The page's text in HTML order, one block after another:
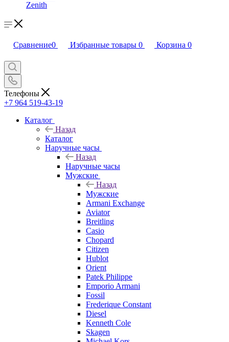
Zenith
Сравнение0 Избранные товары 0 Корзина 0
Телефоны
+7 964 519-43-19
Каталог
Назад
Каталог
Наручные часы
Назад
Наручные часы
Мужские
Назад
Мужские
Armani Exchange
Aviator
Breitling
Casio
Chopard
Citizen
Hublot
Orient
Patek Philippe
Emporio Armani
Fossil
Frederique Constant
Diesel
Kenneth Cole
Skagen